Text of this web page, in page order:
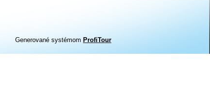
Generované systémom ProfiTour